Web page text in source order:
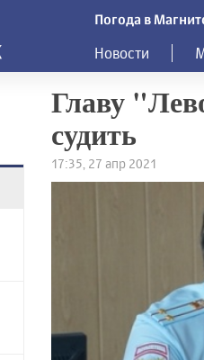
Погода в
Новости
Главу
судить
17:35, 27 апр 2021